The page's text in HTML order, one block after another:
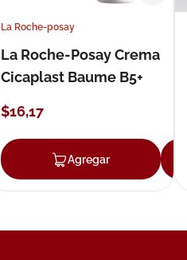
La Roche-posay
La Roche-Posay Crema
Cicaplast Baume B5+
$16,17
Agregar